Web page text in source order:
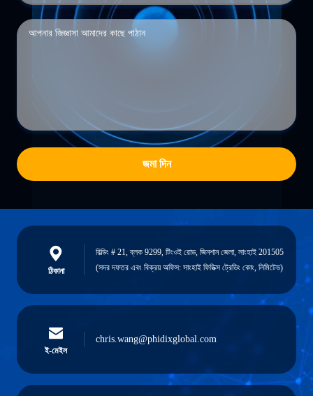
জমা দিন
ঠিকানা
বিল্ডিং # 21, ব্লক 9299, টিংওই রোড, জিনশান জেলা, সাংহাই 201505
(সদর দফতর এবং বিক্রয় অফিস: সাংহাই ফিডিক্স ট্রেডিং কোং, লিমিটেড)
ই-মেইল
chris.wang@phidixglobal.com